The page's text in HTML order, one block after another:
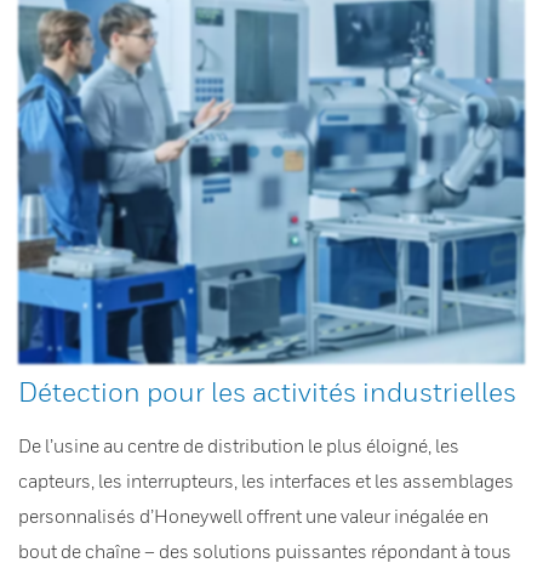
Détection pour les activités industrielles
De l’usine au centre de distribution le plus éloigné, les
capteurs, les interrupteurs, les interfaces et les assemblages
personnalisés d’Honeywell offrent une valeur inégalée en
bout de chaîne – des solutions puissantes répondant à tous